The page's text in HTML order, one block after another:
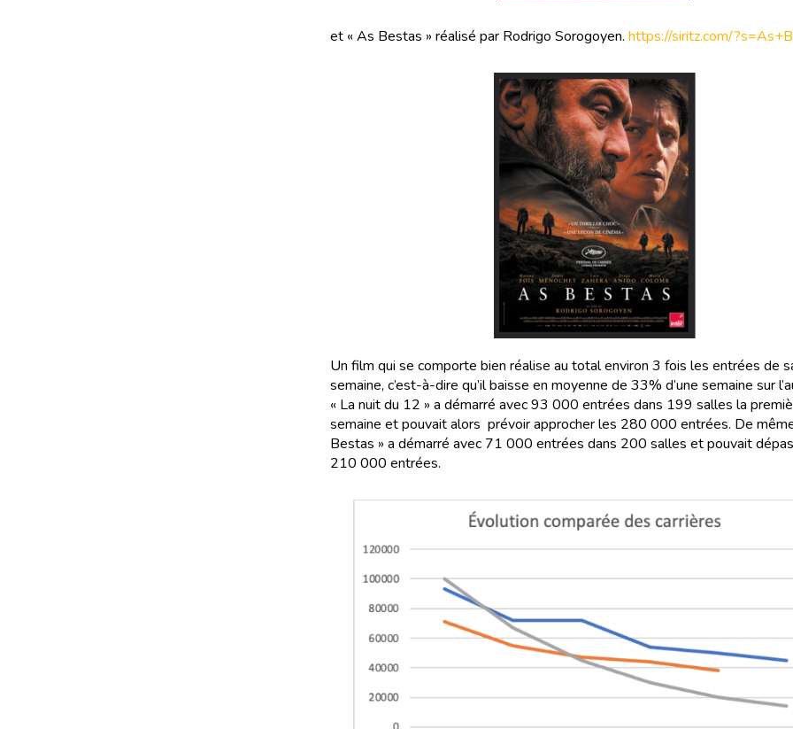
et « As Bestas » réalisé par Rodrigo Sorogoyen. https://siritz.com/
Un film qui se comporte bien réalise au total environ 3 fois les entrées de
semaine, c’est-à-dire qu’il baisse en moyenne de 33% d’une semaine sur
« La nuit du 12 » a démarré avec 93 000 entrées dans 199 salles la
semaine et pouvait alors prévoir approcher les 280 000 entrées. De
Bestas » a démarré avec 71 000 entrées dans 200 salles et pouvait
210 000 entrées.